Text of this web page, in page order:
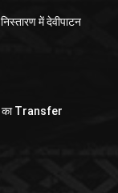
में देवीपाटन
का Transfer